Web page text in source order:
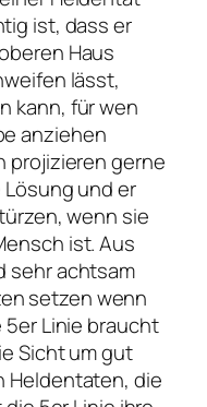
ist, dass er
Haus
lässt,
kann, für wen
anziehen
projizieren gerne
Lösung und er
wenn sie
ist. Aus
sehr achtsam
setzen wenn
Linie braucht
Sicht um gut
Heldentaten, die